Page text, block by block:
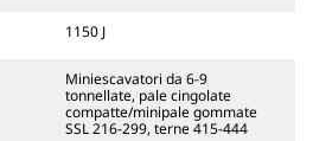
1150 J
Miniescavatori da 6-9
tonnellate, pale cingolate
compatte/minipale gommate
SSL 216-299, terne 415-444